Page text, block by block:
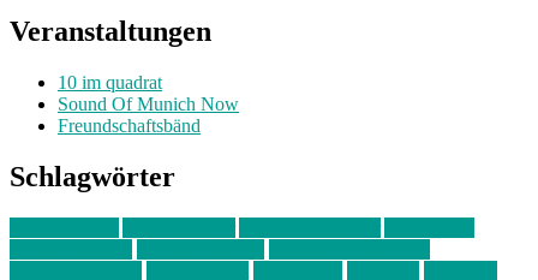
Veranstaltungen
10 im quadrat
Sound Of Munich Now
Freundschaftsbänd
Schlagwörter